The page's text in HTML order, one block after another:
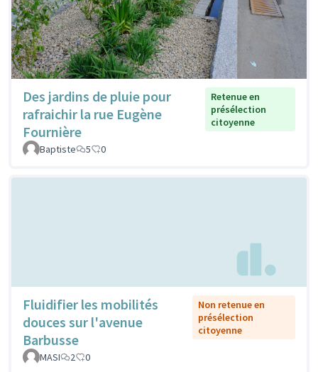
Des jardins de pluie pour
rafraichir la rue Eugène
Fournière
Retenue en
présélection
citoyenne
Baptiste 5 0
Fluidifier les mobilités
douces sur l'avenue
Barbusse
Non retenue en
présélection
citoyenne
MASI 2 0